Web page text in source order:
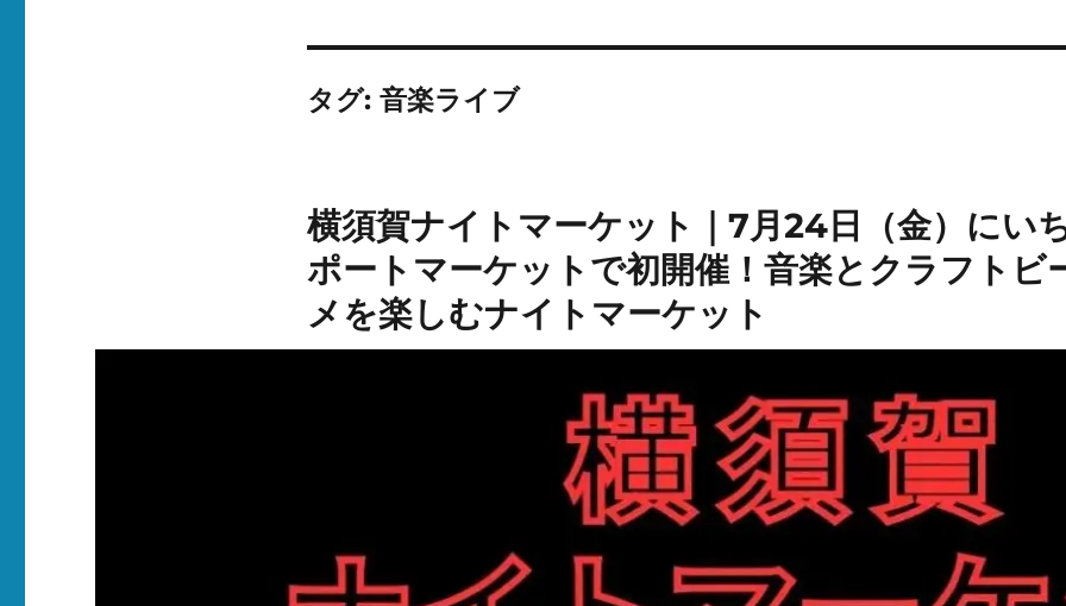
タグ: 音楽ライブ
横須賀ナイトマーケット｜7月24日（金）にい
ポートマーケットで初開催！音楽とクラフトビ
メを楽しむナイトマーケット